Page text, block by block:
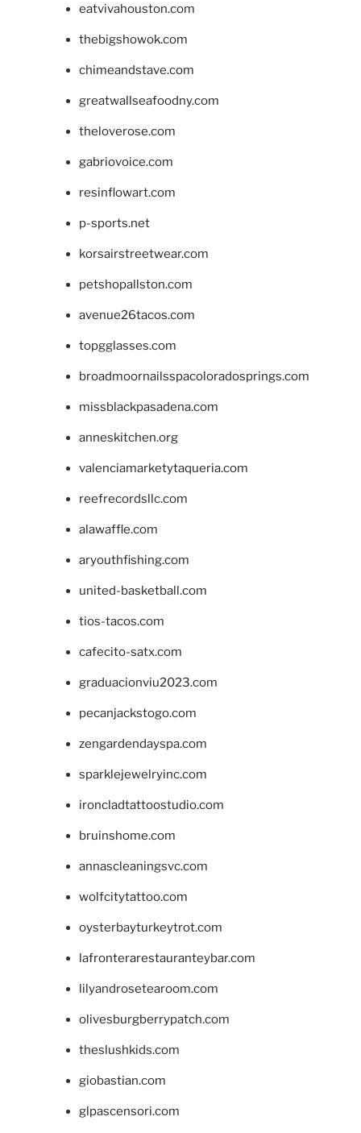
eatvivahouston.com
thebigshowok.com
chimeandstave.com
greatwallseafoodny.com
theloverose.com
gabriovoice.com
resinflowart.com
p-sports.net
korsairstreetwear.com
petshopallston.com
avenue26tacos.com
topgglasses.com
broadmoornailsspacoloradosprings.com
missblackpasadena.com
anneskitchen.org
valenciamarketytaqueria.com
reefrecordsllc.com
alawaffle.com
aryouthfishing.com
united-basketball.com
tios-tacos.com
cafecito-satx.com
graduacionviu2023.com
pecanjackstogo.com
zengardendayspa.com
sparklejewelryinc.com
ironcladtattoostudio.com
bruinshome.com
annascleaningsvc.com
wolfcitytattoo.com
oysterbayturkeytrot.com
lafronterarestauranteybar.com
lilyandrosetearoom.com
olivesburgberrypatch.com
theslushkids.com
giobastian.com
glpascensori.com